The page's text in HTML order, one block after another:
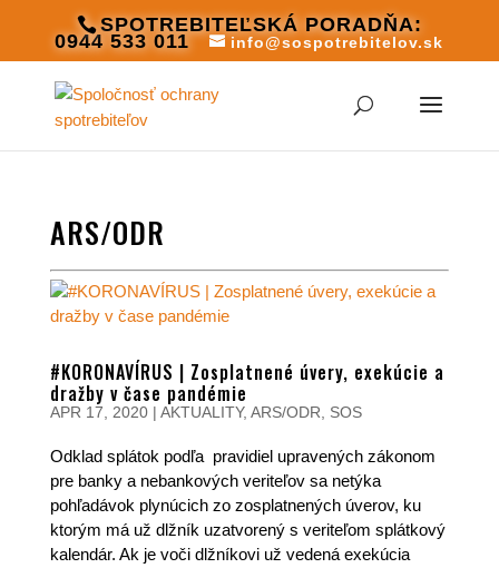
SPOTREBITEĽSKÁ PORADŇA:
0944 533 011 info@sospotrebitelov.sk
ARS/ODR
#KORONAVÍRUS | Zosplatnené úvery, exekúcie a
dražby v čase pandémie
APR 17, 2020| AKTUALITY, ARS/ODR SOS
Odklad splátok podľa pravidiel upravených zákonom
pre banky a nebankových veriteľov sa netýka
pohľadávok plynúcich zo zosplatnených úverov, ku
ktorým má už dlžník uzatvorený s veriteľom splátkový
kalendár. Ak je voči dlžníkovi už vedená exekúcia